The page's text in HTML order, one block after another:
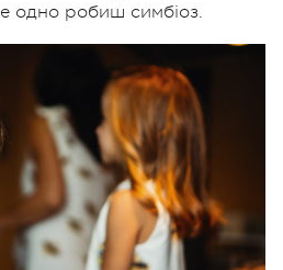
одно робиш симбіоз.